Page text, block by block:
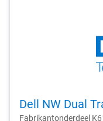
Dell NW Dual
Fabrikantonderdeel